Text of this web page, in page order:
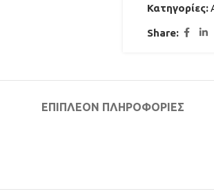
Κατηγορίες:
Share:
ΕΠΙΠΛΈΟΝ ΠΛΗΡΟΦΟΡΊΕΣ